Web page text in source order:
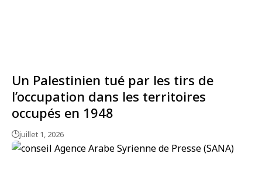
Un Palestinien tué par les tirs de
l’occupation dans les territoires
occupés en 1948
juillet 1, 2026